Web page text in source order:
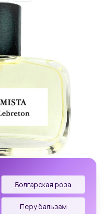
Болгарская роза
Перу бальзам